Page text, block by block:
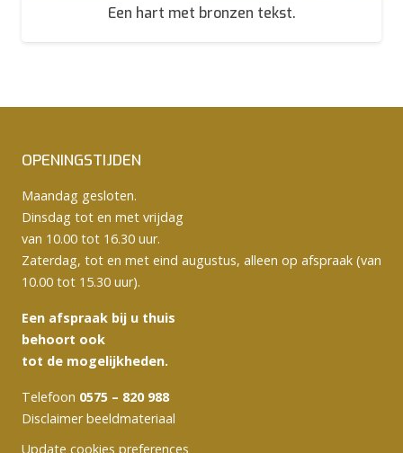
Een hart met bronzen tekst.
OPENINGSTIJDEN
Maandag gesloten.
Dinsdag tot en met vrijdag
van 10.00 tot 16.30 uur.
Zaterdag, tot en met eind augustus, alleen op afspraak (van
10.00 tot 15.30 uur).
Een afspraak bij u thuis
behoort ook
tot de mogelijkheden.
Telefoon 0575 – 820 988
Disclaimer beeldmateriaal
Update cookies preferences